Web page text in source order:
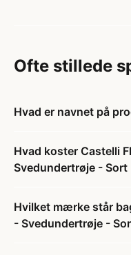
Ofte stillede
Hvad er navnet på
Hvad koster Castelli
Svedundertrøje - Sort
Hvilket mærke står
- Svedundertrøje -